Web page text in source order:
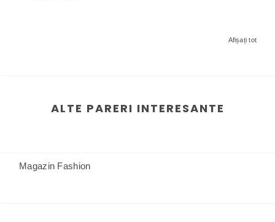
Afișați tot
ALTE PARERI INTERESANTE
Magazin Fashion